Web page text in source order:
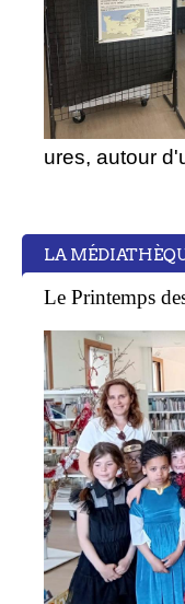
ures, autour
LA
Le Printemps